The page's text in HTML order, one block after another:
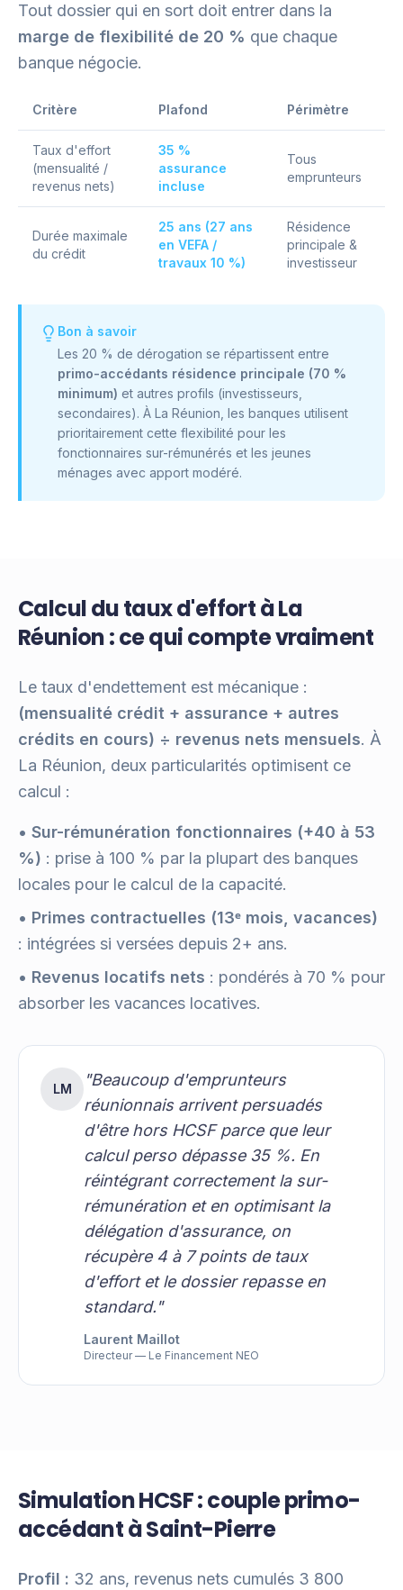
Tout dossier qui en sort doit entrer dans la
marge de flexibilité de 20 % que chaque
banque négocie.
Critère Plafond Périmètre
Taux d'effort
(mensualité /
revenus nets)
35 %
assurance
incluse
Tous
emprunteurs
Durée maximale
du crédit
25 ans (27 ans
en VEFA /
travaux 10 %)
Résidence
principale &
investisseur
Bon à savoir
Les 20 % de dérogation se répartissent entre
primo-accédants résidence principale (70 %
minimum) et autres profils (investisseurs,
secondaires). À La Réunion, les banques utilisent
prioritairement cette flexibilité pour les
fonctionnaires sur-rémunérés et les jeunes
ménages avec apport modéré.
Calcul du taux d'effort à La
Réunion : ce qui compte vraiment
Le taux d'endettement est mécanique :
(mensualité crédit + assurance + autres
crédits en cours) ÷ revenus nets mensuels. À
La Réunion, deux particularités optimisent ce
calcul :
• Sur-rémunération fonctionnaires (+40 à 53
%) : prise à 100 % par la plupart des banques
locales pour le calcul de la capacité.
• Primes contractuelles (13ᵉ mois, vacances)
: intégrées si versées depuis 2+ ans.
• Revenus locatifs nets : pondérés à 70 % pour
absorber les vacances locatives.
LM "Beaucoup d'emprunteurs
réunionnais arrivent persuadés
d'être hors HCSF parce que leur
calcul perso dépasse 35 %. En
réintégrant correctement la sur-
rémunération et en optimisant la
délégation d'assurance, on
récupère 4 à 7 points de taux
d'effort et le dossier repasse en
standard."
Laurent Maillot
Directeur — Le Financement NEO
Simulation HCSF : couple primo-
accédant à Saint-Pierre
Profil : 32 ans, revenus nets cumulés 3 800